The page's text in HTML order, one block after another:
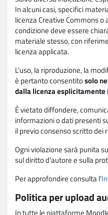
In alcuni casi, specifici
licenza Creative Commons
condizione deve essere
materiale stesso, con
licenza applicata.
L'uso, la riproduzione, la
è pertanto consentitosolo
dalla licenza esplicitamente
È vietato diffondere,
informazioni o dati presenti
il previo consenso scritto
Ogni violazione sarà punita
sul diritto d'autore e sulla
Per approfondire consulta l'
Politica per upload
In tutte le piattaforme